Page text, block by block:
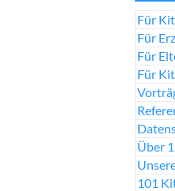
Für
Für
Für
Für
Über
101